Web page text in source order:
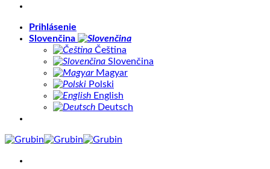
Prihlásenie
Slovenčina
Čeština
Slovenčina
Magyar
Polski
English
Deutsch